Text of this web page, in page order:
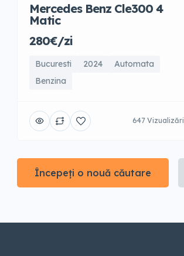
Mercedes Benz Cle300 4
Matic
280€/zi
Bucuresti 2024
Automata
Benzina
647 Vizualizări
Începeți o nouă căutare